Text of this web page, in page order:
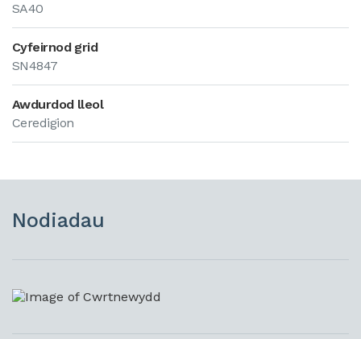
SA40
Cyfeirnod grid
SN4847
Awdurdod lleol
Ceredigion
Nodiadau